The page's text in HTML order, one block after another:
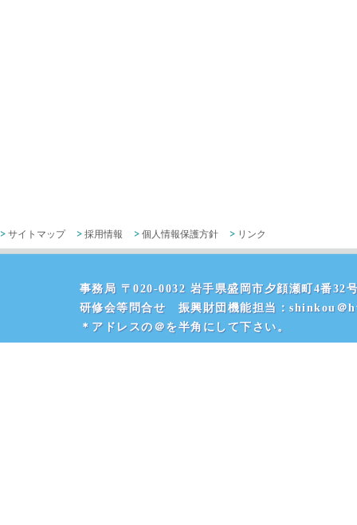
サイトマップ 採用情報 個人情報保護方針 リンク
事務局 〒020-0032 岩手県盛岡市夕顔瀬町4番32
研修会等問合せ 振興財団機能担当：
＊アドレスの＠を半角にして下さい。